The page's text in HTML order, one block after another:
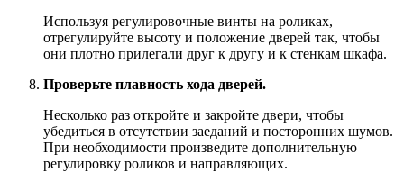
Используя регулировочные винты на роликах,
отрегулируйте высоту и положение дверей так, чтобы
они плотно прилегали друг к другу и к стенкам шкафа.
Проверьте плавность хода дверей.
Несколько раз откройте и закройте двери, чтобы
убедиться в отсутствии заеданий и посторонних шумов.
При необходимости произведите дополнительную
регулировку роликов и направляющих.